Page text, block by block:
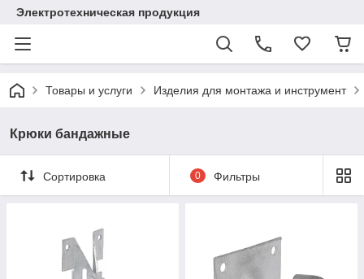
Электротехническая продукция
Товары и услуги Изделия для монтажа и инструмент
Крюки бандажные
Сортировка 0 Фильтры